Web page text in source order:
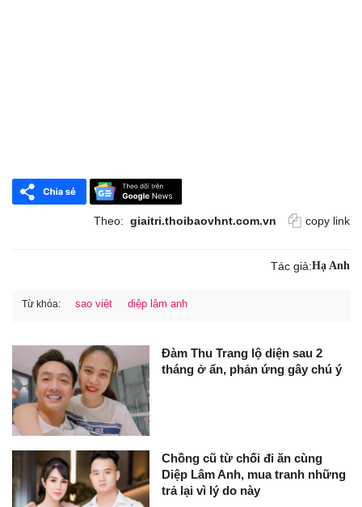
Theo: giaitri.thoibaovhnt.com.vn copy link
Tác giả:Hạ Anh
Từ khóa: sao việt diệp lâm anh
Đàm Thu Trang lộ diện sau 2
tháng ở ẩn, phản ứng gây chú ý
Chồng cũ từ chối đi ăn cùng
Diệp Lâm Anh, mua tranh những
trả lại vì lý do này